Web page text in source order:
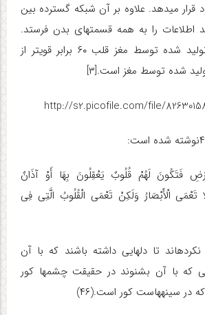
قرار می­دهد. علاوه بر آن شبکه گسترده بین
اطلاعات را به همه قسمت­های بدن فرستد.
میدان مغناطیسی تولید شده توسط مغز قلب ۶۰ برابر قوی­تر از
شده توسط مغز است.[۳]
فَتَکُونَ لَهُمْ قُلُوبٌ یَعْقِلُونَ بِهَا أَوْ آذَانٌ
تَعْمَى الْأَبْصَارُ وَلَکِنْ تَعْمَى الْقُلُوبُ الَّتِی فِی
تا دلهایى داشته باشند که با آن
که با آن بشنوند در حقیقت چشمها کور
در سینه‏هاست کور است.(۴۶)